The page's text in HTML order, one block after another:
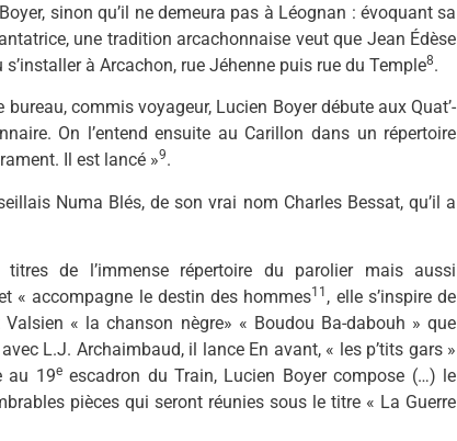
sinon qu’il ne demeura pas à Léognan : évoquant sa
une tra­dition arcachonnaise veut que Jean Édèse
à Arcachon, rue Jéhenne puis rue du Temple8.
commis voyageur, Lucien Boyer débute aux Quat’-
On l’en­tend ensuite au Carillon dans un répertoire
Il est lancé »9.
Numa Blés, de son vrai nom Charles Bessat, qu’il a
de l’immense répertoire du parolier mais aussi
« accompagne le destin des hommes11 , elle s’inspire de
« la chanson nègre» « Boudou Ba-dabouh » que
L.J. Archaimbaud, il lance En avant, « les p’tits gars »
au 19ees­cadron du Train, Lucien Boyer compose (…) le
pièces qui seront réunies sous le titre « La Guerre